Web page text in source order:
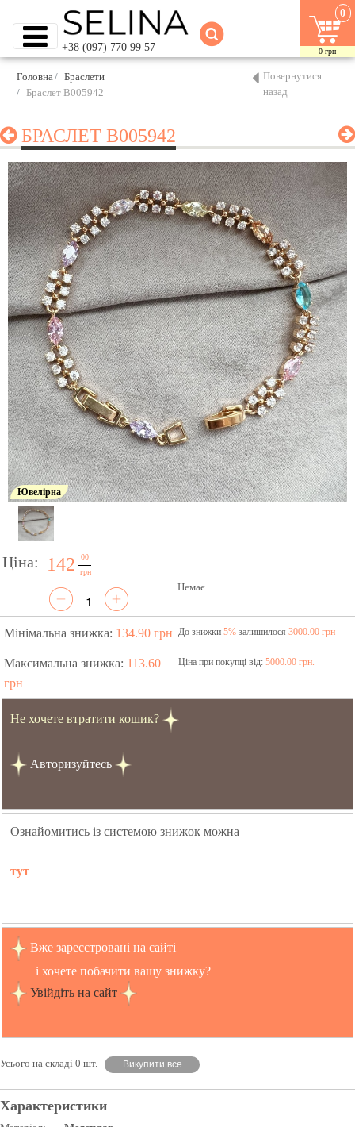
+38 (097) 770 99 57
0
0 грн
Головна
Браслети
Браслет B005942
Повернутися
назад
БРАСЛЕТ B005942
Ювелірна
Ціна: 142
00
грн
Немає
Мінімальна знижка: 134.90 грн До знижки 5%залишилося 3000.00 грн
Максимальна знижка: 113.60
грн
Ціна при покупці від: 5000.00 грн.
Не хочете втратити кошик?
Авторизуйтесь
Ознайомитись із системою знижок можна
тут
Вже зареєстровані на сайті
і хочете побачити вашу знижку?
Увійдіть на сайт
Усього на складі 0 шт. Викупити все
Характеристики